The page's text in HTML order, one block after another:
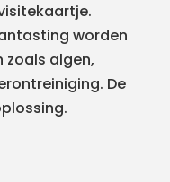
worden
zoals algen,
De